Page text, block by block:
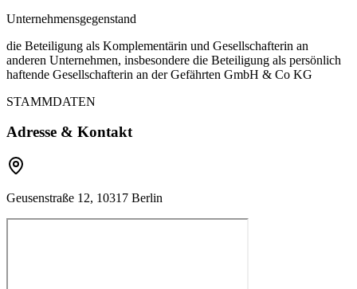
Unternehmensgegenstand
die Beteiligung als Komplementärin und Gesellschafterin an
anderen Unternehmen, insbesondere die Beteiligung als persönlich
haftende Gesellschafterin an der Gefährten GmbH & Co KG
STAMMDATEN
Adresse & Kontakt
Geusenstraße 12, 10317 Berlin